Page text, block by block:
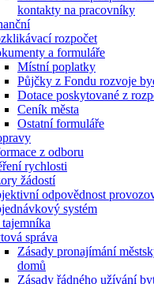
kontakty na pracovníky
rozpočet
a formuláře
Místní poplatky
Půjčky z Fondu rozvoje
Dotace poskytované z
Ceník města
Ostatní formuláře
z odboru
rychlosti
žádostí
odpovědnost
systém
správa
Zásady pronajímání
domů
Zásady řádného užívání